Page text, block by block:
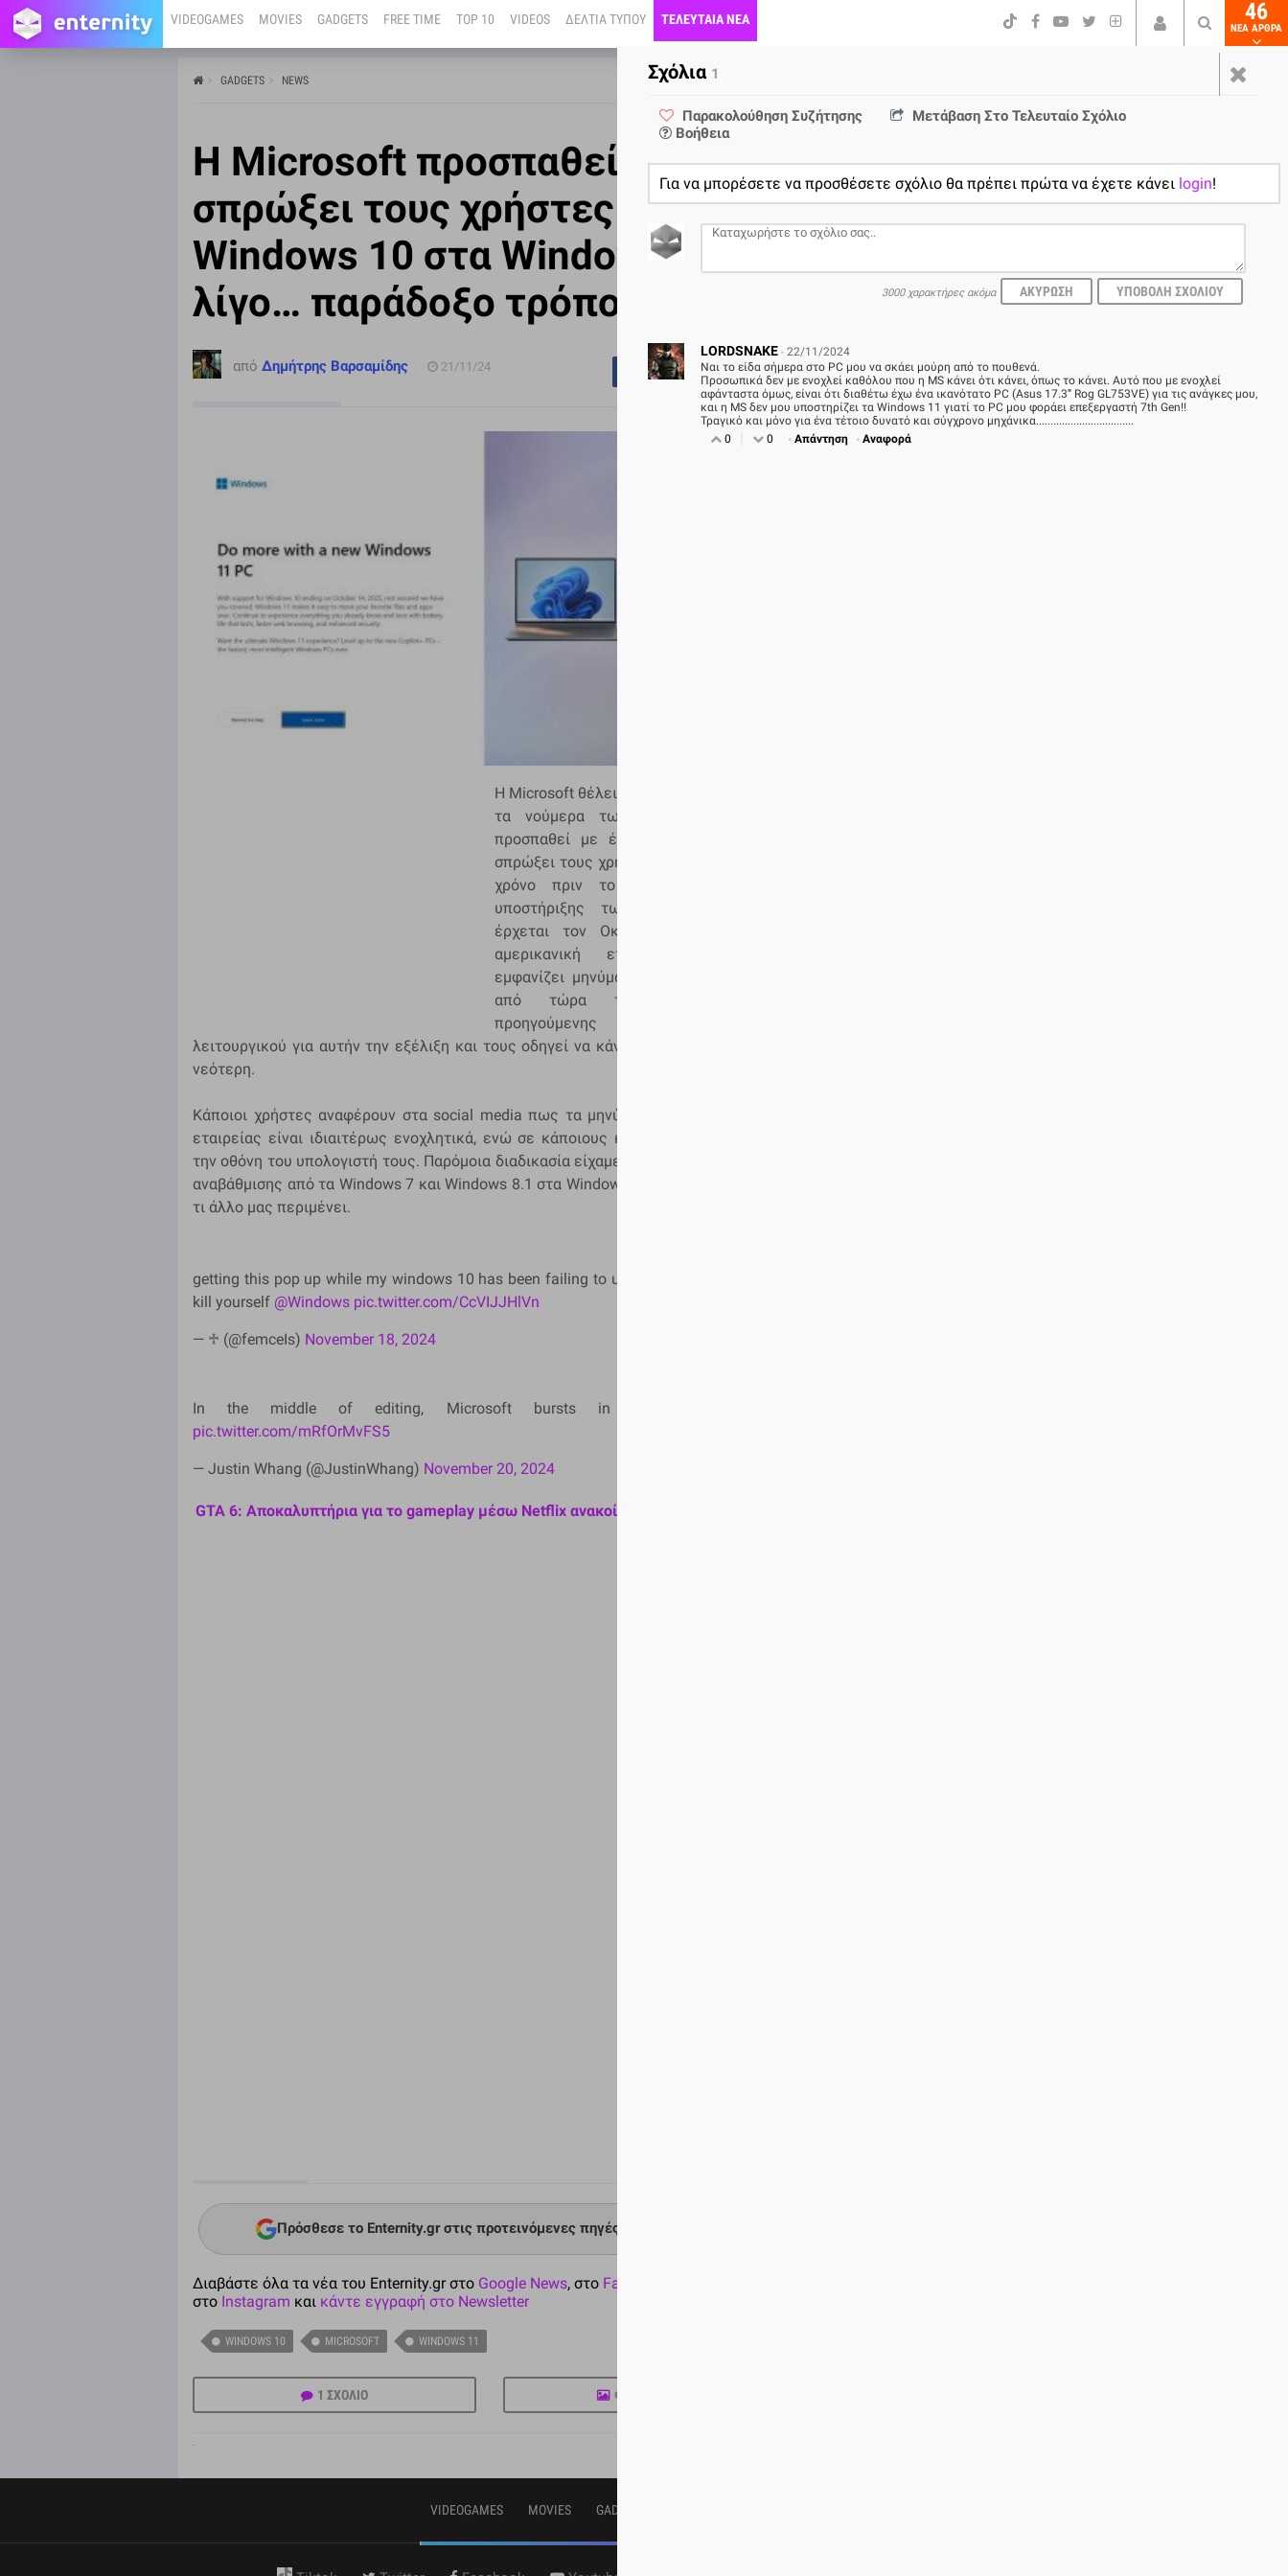
VIDEOGAMES MOVIES GADGETS FREE TIME TOP 10 VIDEOS ΔΕΛΤΙΑ ΤΥΠΟΥ ΤΕΛΕΥΤΑΙΑ ΝΕΑ 46
NEA ΑΡΘΡΑ
GADGETS NEWS
Η Microsoft προσπαθεί να
σπρώξει τους χρήστες
Windows 10 στα Windows 11 με
λίγο… παράδοξο τρόπο
από Δημήτρης Βαρσαμίδης 21/11/24 1
Η Microsoft θέλει να ανεβάσει περαιτέρω
τα νούμερα των
προσπαθεί με έναν άκομψο τρόπο να
σπρώξει τους χρήστες προς τα εκεί. Ένα
χρόνο πριν το τέλος της δωρεάν
υποστήριξης των
έρχεται τον Οκτώβριο του 2025), η
αμερικανική εταιρεία αρχίζει να
εμφανίζει μηνύματα που προειδοποιούν
από τώρα τους χρήστες της
προηγούμενης έκδοσης του
λειτουργικού για αυτήν την εξέλιξη και τους οδηγεί να κάνουν την μετάβαση στην
νεότερη.
Κάποιοι χρήστες αναφέρουν στα social media πως τα μηνύματα της αμερικανικής
εταιρείας είναι ιδιαιτέρως ενοχλητικά, ενώ σε κάποιους κάλυπταν και ολόκληρη
την οθόνη του υπολογιστή τους. Παρόμοια διαδικασία είχαμε δει και στην εποχή της
αναβάθμισης από τα Windows 7 και Windows 8.1 στα Windows 10 και μένει να δούμε
τι άλλο μας περιμένει.
getting this pop up while my windows 10 has been failing to update for two months.....
kill yourself @Windows pic.twitter.com/CcVIJJHlVn
— ♱ (@femceIs) November 18, 2024
In the middle of editing, Microsoft bursts in and threatens me
pic.twitter.com/mRfOrMvFS5
— Justin Whang (@JustinWhang) November 20, 2024
GTA 6: Αποκαλυπτήρια για το gameplay μέσω Netflix ανακοίνωσε η Rockstar Games
Πρόσθεσε το Enternity.gr στις προτεινόμενες πηγές σου στη Google
Διαβάστε όλα τα νέα του Enternity.gr στο Google News, στο Facebook
στο Instagram και κάντε εγγραφή στο Newsletter
WINDOWS 10 MICROSOFT WINDOWS 11
1 ΣΧΟΛΙΟ ΦΩΤΟΓΡΑΦΙΕΣ
Σχόλια 1
Παρακολούθηση Συζήτησης Μετάβαση Στο Τελευταίο Σχόλιο
Βοήθεια
Για να μπορέσετε να προσθέσετε σχόλιο θα πρέπει πρώτα να έχετε κάνει login!
3000 χαρακτήρες ακόμα
LORDSNAKE
22/11/2024
Ναι το είδα σήμερα στο PC μου να σκάει μούρη από το πουθενά.
Προσωπικά δεν με ενοχλεί καθόλου που η MS κάνει ότι κάνει, όπως το κάνει. Αυτό που με ενοχλεί
αφάνταστα όμως, είναι ότι διαθέτω έχω ένα ικανότατο PC (Asus 17.3''' Rog GL753VE) για τις ανάγκες μου,
και η MS δεν μου υποστηρίζει τα Windows 11 γιατί το PC μου φοράει επεξεργαστή 7th Gen!!
Τραγικό και μόνο για ένα τέτοιο δυνατό και σύγχρονο μηχάνικα..................................
0
0 Απάντηση Αναφορά
Δημήτρης Βαρσαμίδης
Η Microsoft θέλει να ανεβάσει περαιτέρω τα νούμερα
των Windows 11, αλλά προσπαθεί με έναν άκομψο
VIDEOGAMES MOVIES GADGETS